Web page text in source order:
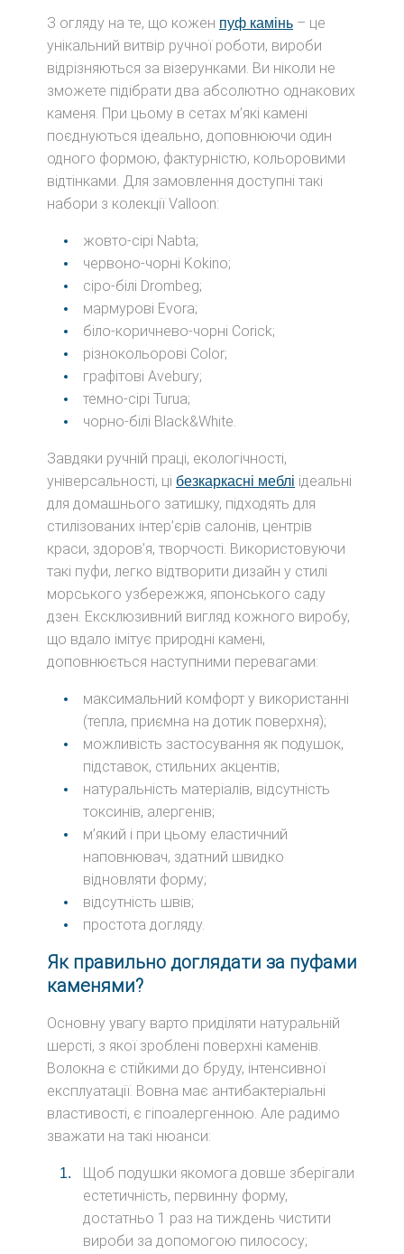
З огляду на те, що кожен пуф камінь – це
унікальний витвір ручної роботи, вироби
відрізняються за візерунками. Ви ніколи не
зможете підібрати два абсолютно однакових
каменя. При цьому в сетах м’які камені
поєднуються ідеально, доповнюючи один
одного формою, фактурністю, кольоровими
відтінками. Для замовлення доступні такі
набори з колекції Valloon:
жовто-сірі Nabta;
червоно-чорні Kokino;
сіро-білі Drombeg;
мармурові Evora;
біло-коричнево-чорні Corick;
різнокольорові Color;
графітові Avebury;
темно-сірі Turua;
чорно-білі Black&White.
Завдяки ручній праці, екологічності,
універсальності, ці безкаркасні меблі ідеальні
для домашнього затишку, підходять для
стилізованих інтер’єрів салонів, центрів
краси, здоров’я, творчості. Використовуючи
такі пуфи, легко відтворити дизайн у стилі
морського узбережжя, японського саду
дзен. Ексклюзивний вигляд кожного виробу,
що вдало імітує природні камені,
доповнюється наступними перевагами:
максимальний комфорт у використанні
(тепла, приємна на дотик поверхня);
можливість застосування як подушок,
підставок, стильних акцентів;
натуральність матеріалів, відсутність
токсинів, алергенів;
м’який і при цьому еластичний
наповнювач, здатний швидко
відновляти форму;
відсутність швів;
простота догляду.
Як правильно доглядати за пуфами
каменями?
Основну увагу варто приділяти натуральній
шерсті, з якої зроблені поверхні каменів.
Волокна є стійкими до бруду, інтенсивної
експлуатації. Вовна має антибактеріальні
властивості, є гіпоалергенною. Але радимо
зважати на такі нюанси:
Щоб подушки якомога довше зберігали
естетичність, первинну форму,
достатньо 1 раз на тиждень чистити
вироби за допомогою пилососу;